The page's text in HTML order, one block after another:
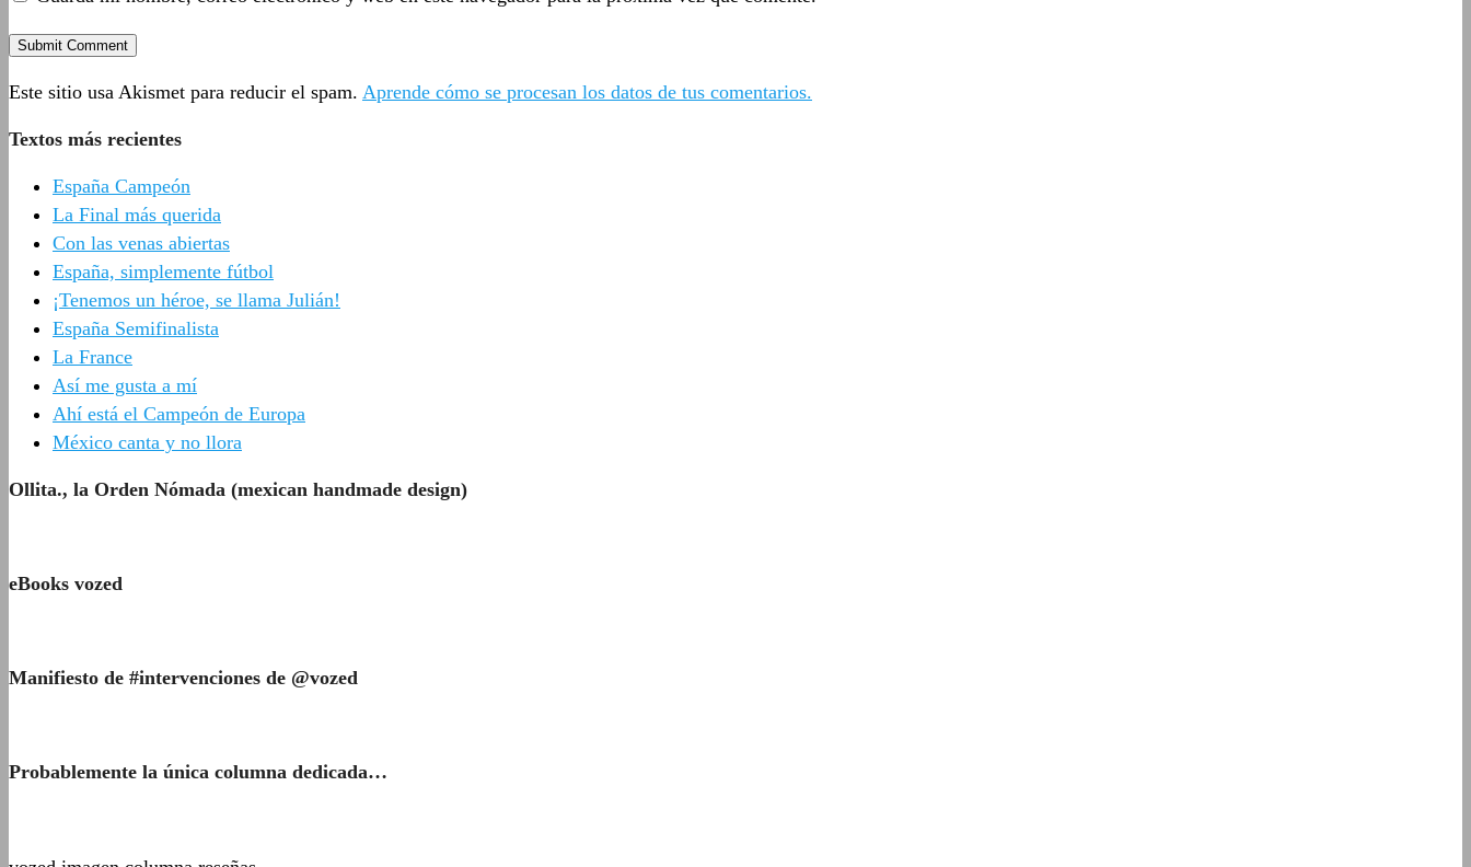
Este sitio usa Akismet para reducir el spam. Aprende cómo se procesan los datos de tus comentarios.
Textos más recientes
España Campeón
La Final más querida
Con las venas abiertas
España, simplemente fútbol
¡Tenemos un héroe, se llama Julián!
España Semifinalista
La France
Así me gusta a mí
Ahí está el Campeón de Europa
México canta y no llora
Ollita., la Orden Nómada (mexican handmade design)
eBooks vozed
Manifiesto de #intervenciones de @vozed
Probablemente la única columna dedicada…